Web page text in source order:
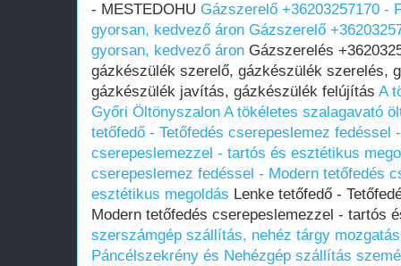
- MESTEDOHU Gázszerelő +36203257170 -
gyorsan, kedvező áron Gázszerelő
gyorsan, kedvező áron Gázszerelés
gázkészülék szerelő, gázkészülék szerelés,
gázkészülék javítás, gázkészülék felújítás A
Győri Öltönyszalon A tökéletes szalagavató
tetőfedő - Tetőfedés cserepeslemez fedéssel
cserepeslemezzel - tartós és esztétikus
cserepeslemez fedéssel - Modern tetőfedés
esztétikus megoldás Lenke tetőfedő -
Modern tetőfedés cserepeslemezzel - tartós
szerszámgép szállítás, nehéz tárgy
Páncélszekrény és Nehézgép szállítás